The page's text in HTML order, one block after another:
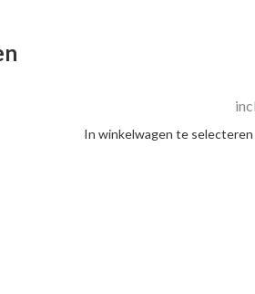
In winkelwagen te selecteren